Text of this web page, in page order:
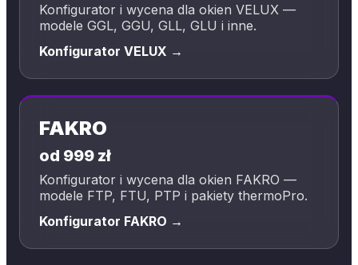
Konfigurator i wycena dla okien VELUX —
modele GGL, GGU, GLL, GLU i inne.
Konfigurator VELUX →
FAKRO
od 999 zł
Konfigurator i wycena dla okien FAKRO —
modele FTP, FTU, PTP i pakiety thermoPro.
Konfigurator FAKRO →